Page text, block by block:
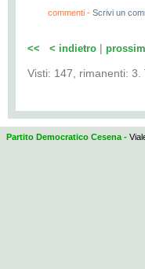
commenti - Scrivi un
<< < indietro |
Visti: 147, rimanenti: 3.
Partito Democratico Cesena -